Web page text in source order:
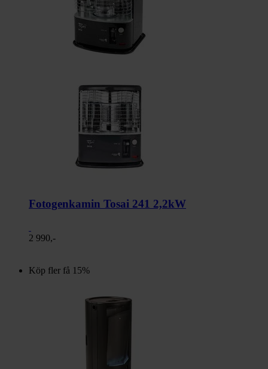
Fotogenkamin Tosai 241 2,2kW
2 990,-
Köp fler få 15%